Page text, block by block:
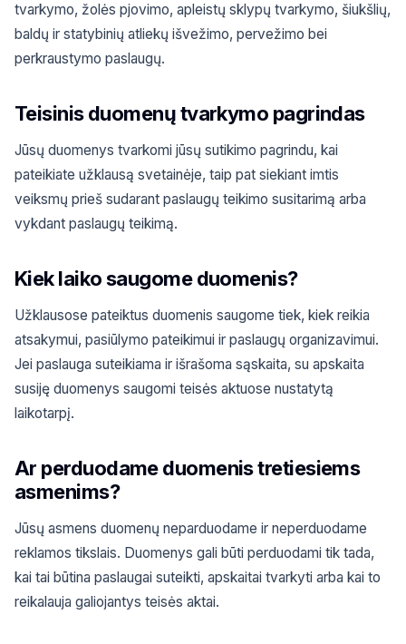
tvarkymo, žolės pjovimo, apleistų sklypų tvarkymo, šiukšlių,
baldų ir statybinių atliekų išvežimo, pervežimo bei
perkraustymo paslaugų.
Teisinis duomenų tvarkymo pagrindas
Jūsų duomenys tvarkomi jūsų sutikimo pagrindu, kai
pateikiate užklausą svetainėje, taip pat siekiant imtis
veiksmų prieš sudarant paslaugų teikimo susitarimą arba
vykdant paslaugų teikimą.
Kiek laiko saugome duomenis?
Užklausose pateiktus duomenis saugome tiek, kiek reikia
atsakymui, pasiūlymo pateikimui ir paslaugų organizavimui.
Jei paslauga suteikiama ir išrašoma sąskaita, su apskaita
susiję duomenys saugomi teisės aktuose nustatytą
laikotarpį.
Ar perduodame duomenis tretiesiems
asmenims?
Jūsų asmens duomenų neparduodame ir neperduodame
reklamos tikslais. Duomenys gali būti perduodami tik tada,
kai tai būtina paslaugai suteikti, apskaitai tvarkyti arba kai to
reikalauja galiojantys teisės aktai.